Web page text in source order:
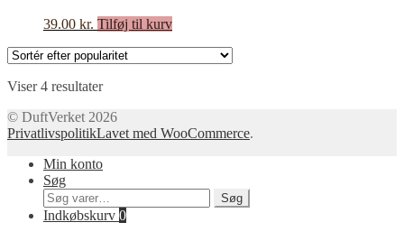
39.00 kr. Tilføj til kurv
Viser 4 resultaterSorteret
popularitet
© DuftVerket 2026
PrivatlivspolitikLavet med WooCommerce.
Min konto
Søg
Søg
efter:
Søg
Indkøbskurv 0